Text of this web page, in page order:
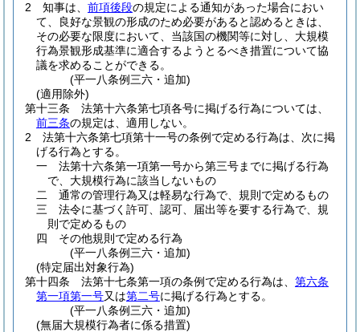
2
知事は、 前項後段の規定による通知があった場合におい
て、良好な景観の形成のため必要があると認めるときは、
その必要な限度において、当該国の機関等に対し、大規模
行為景観形成基準に適合するようとるべき措置について協
議を求めることができる。
(平一八条例三六・追加)
(適用除外)
第十三条
法第十六条第七項各号に掲げる行為については、
前三条の規定は、適用しない。
2
法第十六条第七項第十一号の条例で定める行為は、次に掲
げる行為とする。
一
法第十六条第一項第一号から第三号までに掲げる行為
で、大規模行為に該当しないもの
二
通常の管理行為又は軽易な行為で、規則で定めるもの
三
法令に基づく許可、認可、届出等を要する行為で、規
則で定めるもの
四
その他規則で定める行為
(平一八条例三六・追加)
(特定届出対象行為)
第十四条
法第十七条第一項の条例で定める行為は、 第六条
第一項第一号又は第二号に掲げる行為とする。
(平一八条例三六・追加)
(無届大規模行為者に係る措置)